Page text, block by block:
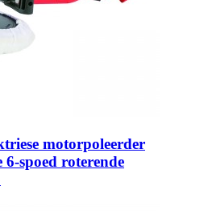
motorpoleerder
spoed roterende